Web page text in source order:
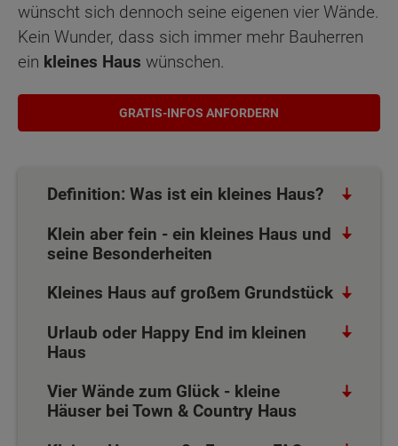
wünscht sich dennoch seine eigenen vier Wände.
Kein Wunder, dass sich immer mehr Bauherren
ein kleines Haus wünschen.
GRATIS-INFOS ANFORDERN
Definition: Was ist ein kleines Haus?
Klein aber fein - ein kleines Haus und
seine Besonderheiten
Kleines Haus auf großem Grundstück
Urlaub oder Happy End im kleinen
Haus
Vier Wände zum Glück - kleine
Häuser bei Town & Country Haus